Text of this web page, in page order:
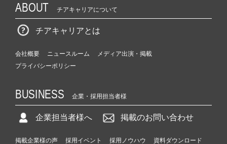
ABOUT チアキャリアについて
チアキャリアとは
会社概要 ニュースルーム
メディア出演・掲載
プライバシーポリシー
BUSINESS 企業・採用担当者様
企業担当者様へ 掲載のお問い合わせ
掲載企業様の声 採用イベント 採用ノウハウ 資料ダウンロード